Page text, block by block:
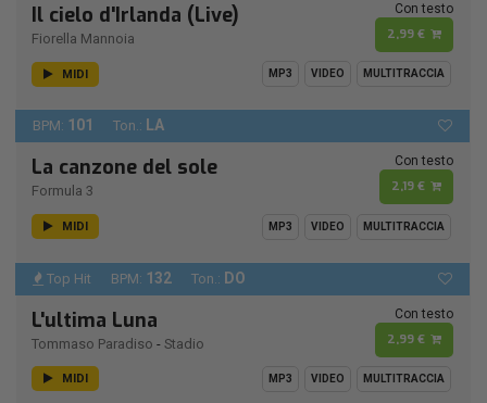
Il cielo d'Irlanda (Live)
Fiorella Mannoia
Con testo
2,99 €
MIDI MP3 VIDEO MULTITRACCIA
BPM: 101 Ton.: LA
La canzone del sole
Formula 3
Con testo
2,19 €
MIDI MP3 VIDEO MULTITRACCIA
Top Hit BPM: 132 Ton.: DO
L'ultima Luna
Tommaso Paradiso - Stadio
Con testo
2,99 €
MIDI MP3 VIDEO MULTITRACCIA